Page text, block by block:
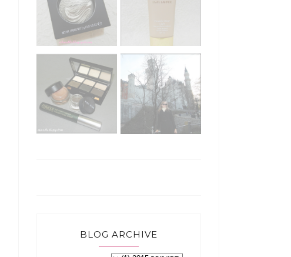
BLOG ARCHIVE